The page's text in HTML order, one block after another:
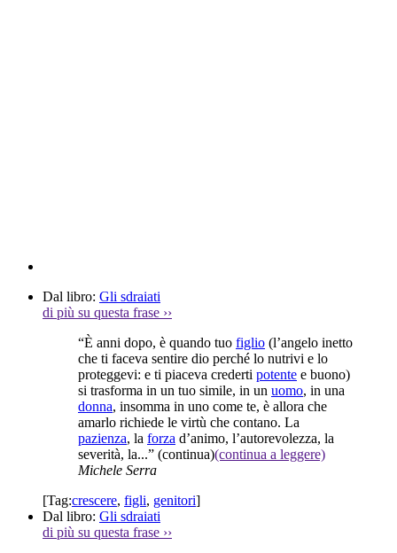
Dal libro: Gli sdraiati
di più su questa frase ››
“È anni dopo, è quando tuo figlio (l’angelo inetto
che ti faceva sentire dio perché lo nutrivi e lo
proteggevi: e ti piaceva crederti potente e buono)
si trasforma in un tuo simile, in un uomo, in una
donna, insomma in uno come te, è allora che
amarlo richiede le virtù che contano. La
pazienza, la forza d’animo, l’autorevolezza, la
severità, la...” (continua)(continua a leggere)
Michele Serra
[Tag:crescere, figli, genitori]
Dal libro: Gli sdraiati
di più su questa frase ››